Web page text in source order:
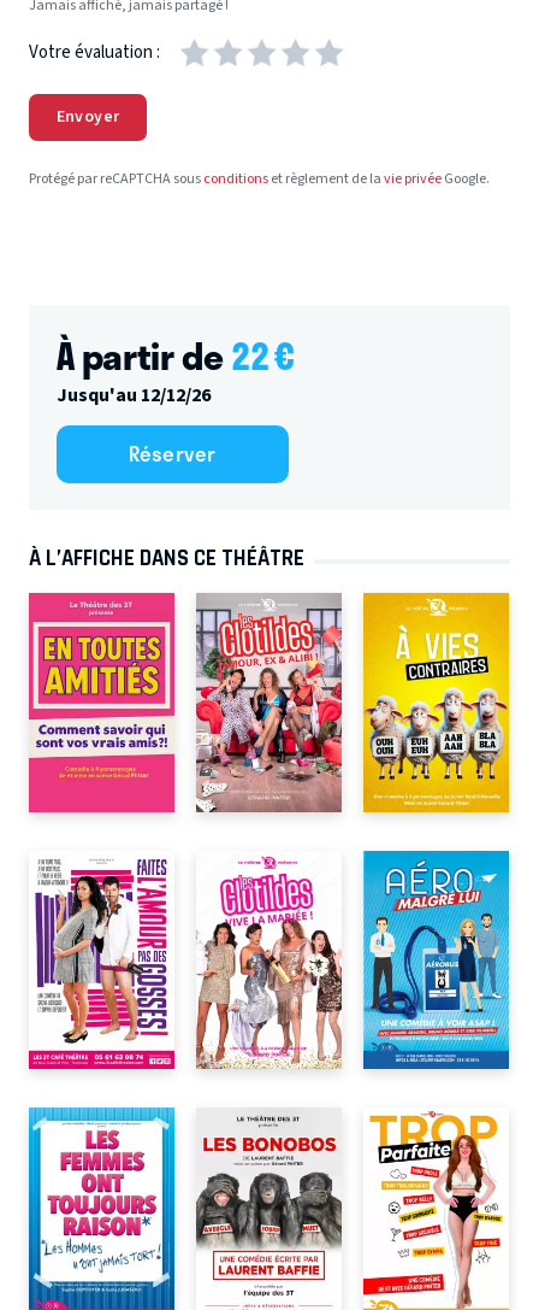
Jamais affiché, jamais partagé !
Votre évaluation :
Envoyer
Protégé par reCAPTCHA sousconditionset règlement de lavie privéeGoogle.
À partir de22€
Jusqu'au 12/12/26
Réserver
À L’AFFICHE DANS CE THÉÂTRE